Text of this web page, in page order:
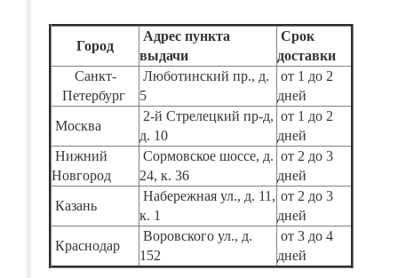
Город
Адрес пункта
выдачи
Срок
доставки
Санкт-
Петербург
Люботинский пр., д.
5
от 1 до 2
дней
Москва
2-й Стрелецкий пр-д,
д. 10
от 1 до 2
дней
Нижний
Новгород
Сормовское шоссе, д.
24, к. 36
от 2 до 3
дней
Казань
Набережная ул., д. 11,
к. 1
от 2 до 3
дней
Краснодар
Воровского ул., д.
152
от 3 до 4
дней